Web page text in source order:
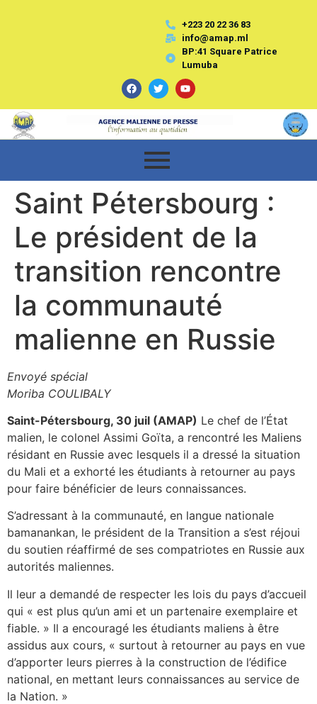
+223 20 22 36 83
info@amap.ml
BP:41 Square Patrice
Lumuba
Saint Pétersbourg :
Le président de la
transition rencontre
la communauté
malienne en Russie
Envoyé spécial
Moriba COULIBALY
Saint-Pétersbourg, 30 juil (AMAP) Le chef de l’État
malien, le colonel Assimi Goïta, a rencontré les Maliens
résidant en Russie avec lesquels il a dressé la situation
du Mali et a exhorté les étudiants à retourner au pays
pour faire bénéficier de leurs connaissances.
S’adressant à la communauté, en langue nationale
bamanankan, le président de la Transition a s’est réjoui
du soutien réaffirmé de ses compatriotes en Russie aux
autorités maliennes.
Il leur a demandé de respecter les lois du pays d’accueil
qui « est plus qu’un ami et un partenaire exemplaire et
fiable. » Il a encouragé les étudiants maliens à être
assidus aux cours, « surtout à retourner au pays en vue
d’apporter leurs pierres à la construction de l’édifice
national, en mettant leurs connaissances au service de
la Nation. »